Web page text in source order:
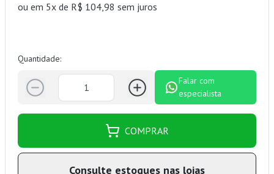
ou em 5x de R$ 104,98 sem juros
Quantidade:
Falar com
especialista
COMPRAR
Consulte estoques nas lojas